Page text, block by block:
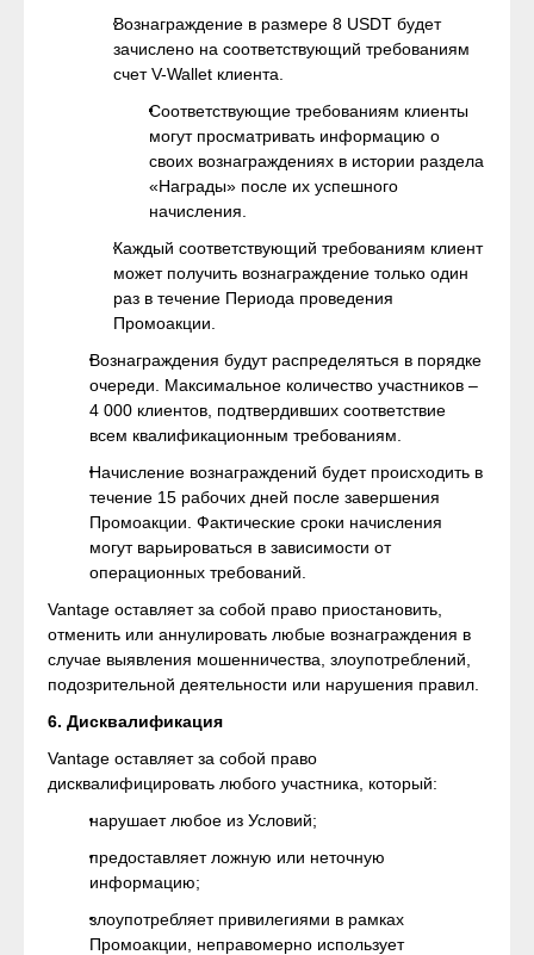
Вознаграждение в размере 8 USDT будет
зачислено на соответствующий требованиям
счет V-Wallet клиента.
Соответствующие требованиям клиенты
могут просматривать информацию о
своих вознаграждениях в истории раздела
«Награды» после их успешного
начисления.
Каждый соответствующий требованиям клиент
может получить вознаграждение только один
раз в течение Периода проведения
Промоакции.
Вознаграждения будут распределяться в порядке
очереди. Максимальное количество участников –
4 000 клиентов, подтвердивших соответствие
всем квалификационным требованиям.
Начисление вознаграждений будет происходить в
течение 15 рабочих дней после завершения
Промоакции. Фактические сроки начисления
могут варьироваться в зависимости от
операционных требований.
Vantage оставляет за собой право приостановить,
отменить или аннулировать любые вознаграждения в
случае выявления мошенничества, злоупотреблений,
подозрительной деятельности или нарушения правил.
6. Дисквалификация
Vantage оставляет за собой право
дисквалифицировать любого участника, который:
нарушает любое из Условий;
предоставляет ложную или неточную
информацию;
злоупотребляет привилегиями в рамках
Промоакции, неправомерно использует